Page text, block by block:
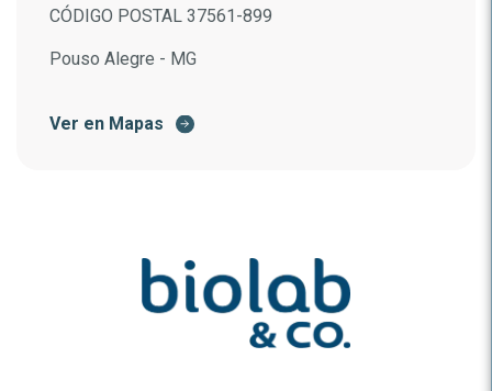
CÓDIGO POSTAL 37561-899
Pouso Alegre - MG
Ver en Mapas